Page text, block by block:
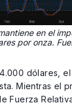
en el
por onza.
dólares, el
Mientras el
Fuerza